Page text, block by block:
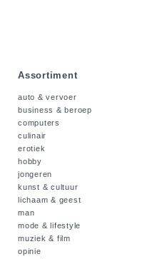
Assortiment
auto & vervoer
business & beroep
computers
culinair
erotiek
hobby
jongeren
kunst & cultuur
lichaam & geest
man
mode & lifestyle
muziek & film
opinie